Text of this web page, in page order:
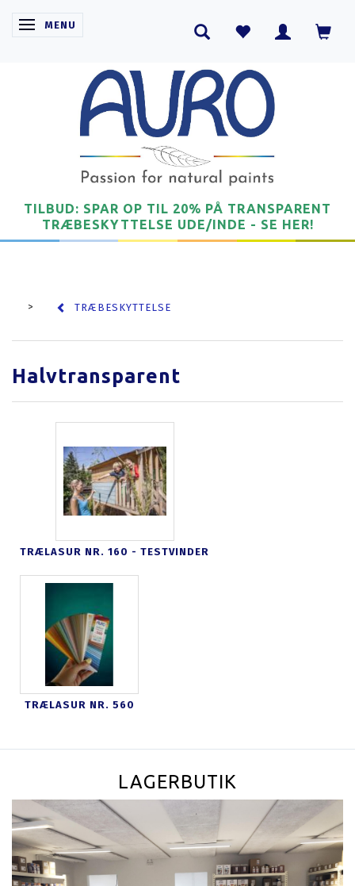
SKIFTE NAVIGATION
MENU
TILBUD: SPAR OP TIL 20% PÅ TRANSPARENT
TRÆBESKYTTELSE UDE/INDE - SE HER!
TRÆBESKYTTELSE
Halvtransparent
TRÆLASUR NR. 160 - TESTVINDER
TRÆLASUR NR. 560
LAGERBUTIK